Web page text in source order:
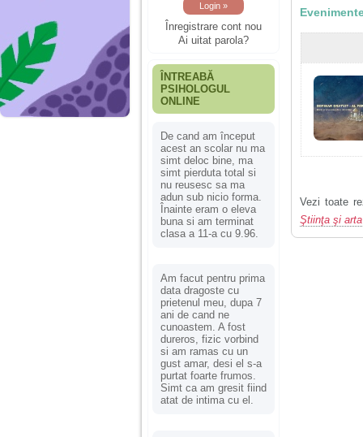
Înregistrare cont nou
Ai uitat parola?
ÎNTREABĂ
PSIHOLOGUL
ONLINE
De cand am început
acest an scolar nu ma
simt deloc bine, ma
simt pierduta total si
nu reusesc sa ma
adun sub nicio forma.
Înainte eram o eleva
buna si am terminat
clasa a 11-a cu 9.96.
Am facut pentru prima
data dragoste cu
prietenul meu, dupa 7
ani de cand ne
cunoastem. A fost
dureros, fizic vorbind
si am ramas cu un
gust amar, desi el s-a
purtat foarte frumos.
Simt ca am gresit fiind
atat de intima cu el.
Vezi toate
Ştiinţa şi